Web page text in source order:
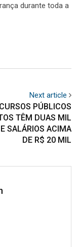
durante toda a
Next article
PÚBLICOS
TÊM DUAS MIL
SALÁRIOS ACIMA
DE R$ 20 MIL